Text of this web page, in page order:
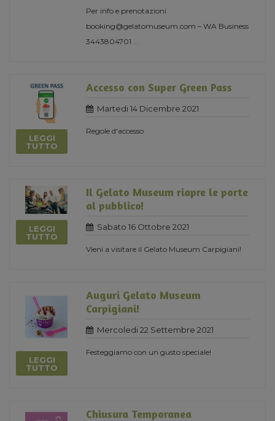
Per info e prenotazioni
booking@gelatomuseum.com – WA Business
3443804701
LEGGI
TUTTO
Accesso con Super Green Pass
Martedi 14 Dicembre 2021
Regole d'accesso
LEGGI
TUTTO
Il Gelato Museum riapre le porte
al pubblico!
Sabato 16 Ottobre 2021
Vieni a visitare il Gelato Museum Carpigiani!
LEGGI
TUTTO
Auguri Gelato Museum
Carpigiani!
Mercoledi 22 Settembre 2021
Festeggiamo con un gusto speciale!
Chiusura Temporanea